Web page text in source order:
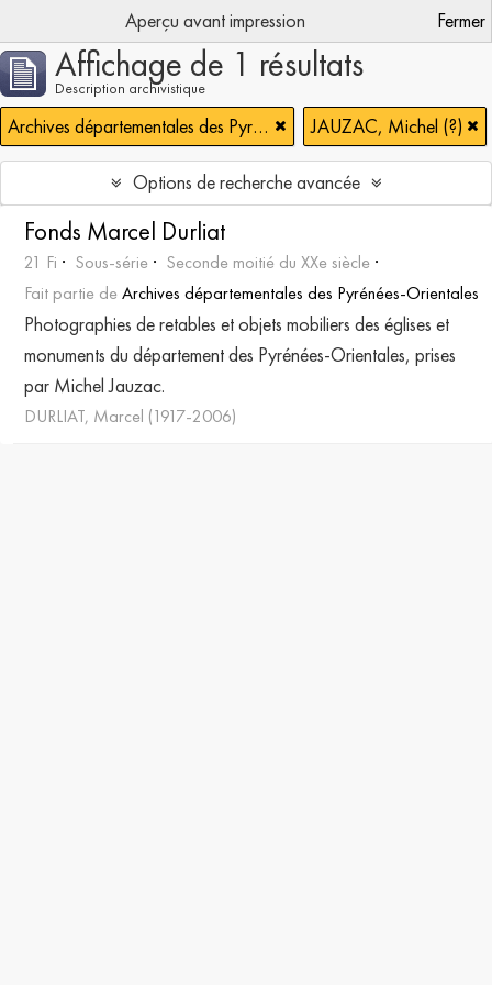
Aperçu avant impression Fermer
Affichage de 1 résultats
Description archivistique
Archives départementales des Pyrénées-Orientales JAUZAC, Michel (?)
Options de recherche avancée
Fonds Marcel Durliat
21 Fi Sous-série
Seconde moitié du XXe siècle
Fait partie deArchives départementales des Pyrénées-Orientales
Photographies de retables et objets mobiliers des églises et
monuments du département des Pyrénées-Orientales, prises
par Michel Jauzac.
DURLIAT, Marcel (1917-2006)